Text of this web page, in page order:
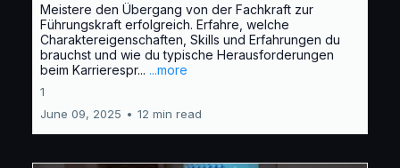
Meistere den Übergang von der Fachkraft zur
Führungskraft erfolgreich. Erfahre, welche
Charaktereigenschaften, Skills und Erfahrungen du
brauchst und wie du typische Herausforderungen
beim Karrierespr... ...more
1
June 09, 2025 • 12 min read